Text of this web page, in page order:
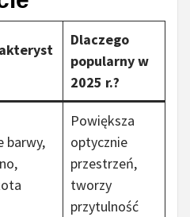
Dlaczego
popularny w
2025 r.?
barwy,
Powiększa
optycznie
przestrzeń,
tworzy
przytulność